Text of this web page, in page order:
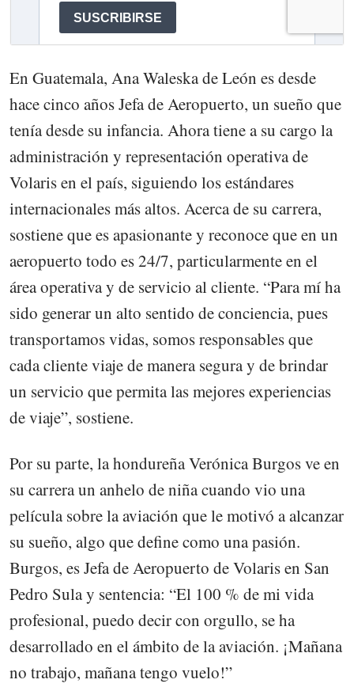
En Guatemala, Ana Waleska de León es desde
hace cinco años Jefa de Aeropuerto, un sueño que
tenía desde su infancia. Ahora tiene a su cargo la
administración y representación operativa de
Volaris en el país, siguiendo los estándares
internacionales más altos. Acerca de su carrera,
sostiene que es apasionante y reconoce que en un
aeropuerto todo es 24/7, particularmente en el
área operativa y de servicio al cliente. “Para mí ha
sido generar un alto sentido de conciencia, pues
transportamos vidas, somos responsables que
cada cliente viaje de manera segura y de brindar
un servicio que permita las mejores experiencias
de viaje”, sostiene.
Por su parte, la hondureña Verónica Burgos ve en
su carrera un anhelo de niña cuando vio una
película sobre la aviación que le motivó a alcanzar
su sueño, algo que define como una pasión.
Burgos, es Jefa de Aeropuerto de Volaris en San
Pedro Sula y sentencia: “El 100 % de mi vida
profesional, puedo decir con orgullo, se ha
desarrollado en el ámbito de la aviación. ¡Mañana
no trabajo, mañana tengo vuelo!”